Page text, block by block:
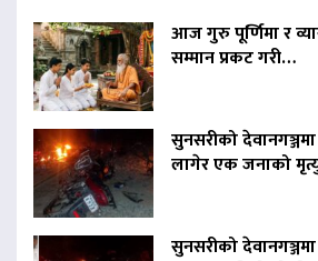
आज गुरु पूर्णिमा र
सम्मान प्रकट गरी…
सुनसरीको
लागेर एक जनाको
सुनसरीको